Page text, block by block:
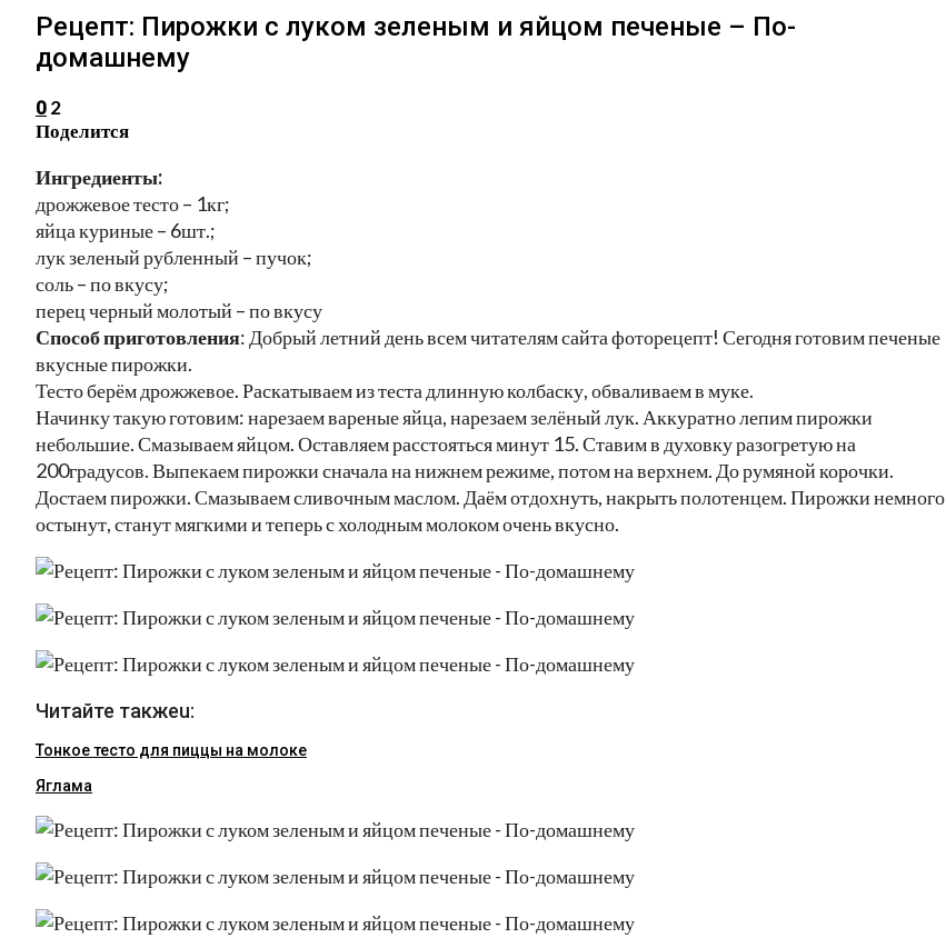
Рецепт: Пирожки с луком зеленым и яйцом печеные – По-
домашнему
0 2
Поделится
Ингредиенты:
дрожжевое тесто – 1кг;
яйца куриные – 6шт.;
лук зеленый рубленный – пучок;
соль – по вкусу;
перец черный молотый – по вкусу
Способ приготовления: Добрый летний день всем читателям сайта фоторецепт! Сегодня готовим печеные
вкусные пирожки.
Тесто берём дрожжевое. Раскатываем из теста длинную колбаску, обваливаем в муке.
Начинку такую готовим: нарезаем вареные яйца, нарезаем зелёный лук. Аккуратно лепим пирожки
небольшие. Смазываем яйцом. Оставляем расстояться минут 15. Ставим в духовку разогретую на
200градусов. Выпекаем пирожки сначала на нижнем режиме, потом на верхнем. До румяной корочки.
Достаем пирожки. Смазываем сливочным маслом. Даём отдохнуть, накрыть полотенцем. Пирожки немного
остынут, станут мягкими и теперь с холодным молоком очень вкусно.
Читайте такжеu:
Тонкое тесто для пиццы на молоке
Яглама